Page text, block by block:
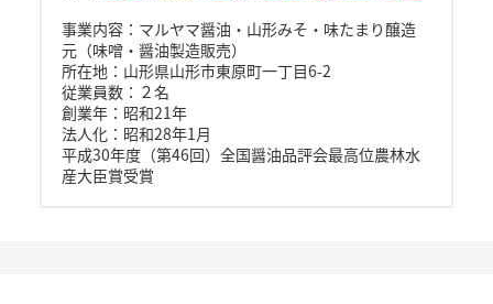
事業内容：マルヤマ醤油・山形みそ・味たまり醸造
元（味噌・醤油製造販売）
所在地：山形県山形市東原町一丁目6-2
従業員数：２名
創業年：昭和21年
法人化：昭和28年1月
平成30年度（第46回）全国醤油品評会最高位農林水
産大臣賞受賞